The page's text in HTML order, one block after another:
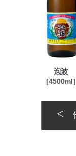
泡波
[4500ml]